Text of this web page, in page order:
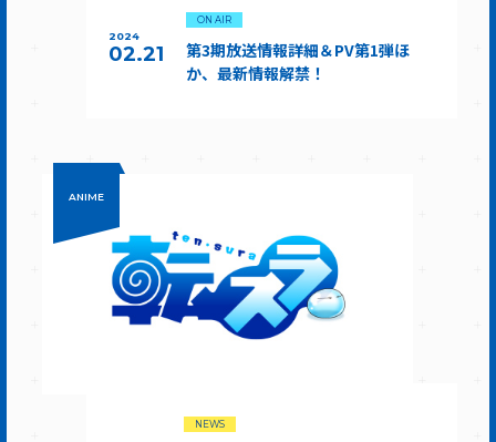
2024
02.21
ON AIR
第3期放送情報詳細＆PV第1弾ほ
か、最新情報解禁！
ANIME
NEWS